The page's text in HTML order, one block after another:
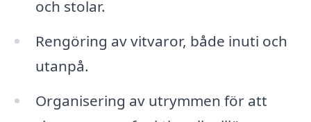
och stolar.
Rengöring av vitvaror, både inuti och
utanpå.
Organisering av utrymmen för att